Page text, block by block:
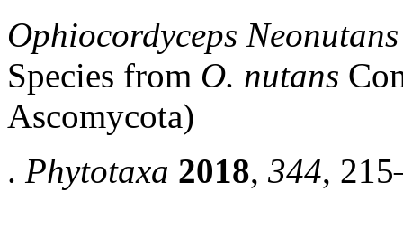
Ophiocordyceps
Species from O. nutans
Ascomycota)
. Phytotaxa 2018, 344,